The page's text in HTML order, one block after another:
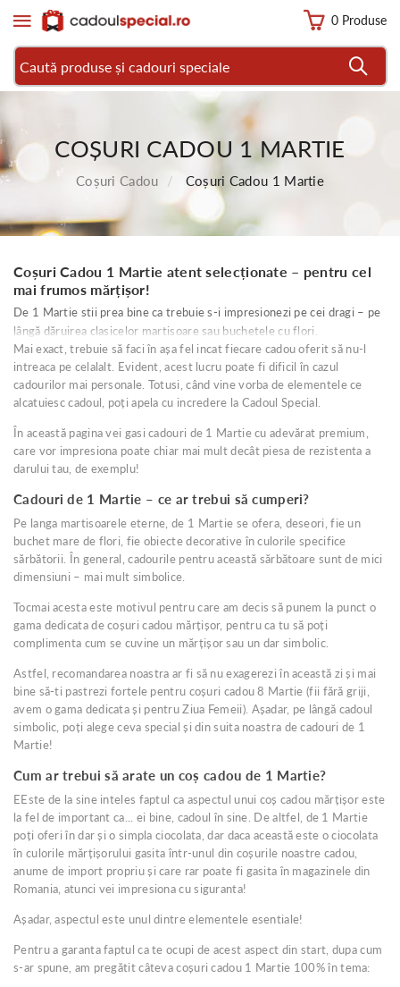
0 Produse
COȘURI CADOU 1 MARTIE
Coșuri Cadou Coșuri Cadou 1 Martie
Coșuri Cadou 1 Martie atent selecționate – pentru cel
mai frumos mărțișor!
De 1 Martie stii prea bine ca trebuie s-i impresionezi pe cei dragi – pe
lângă dăruirea clasicelor martisoare sau buchetele cu flori.
Mai exact, trebuie să faci în așa fel incat fiecare cadou oferit să nu-l
intreaca pe celalalt. Evident, acest lucru poate fi dificil în cazul
cadourilor mai personale. Totusi, când vine vorba de elementele ce
alcatuiesc cadoul, poți apela cu incredere la Cadoul Special.
În această pagina vei gasi cadouri de 1 Martie cu adevărat premium,
care vor impresiona poate chiar mai mult decât piesa de rezistenta a
darului tau, de exemplu!
Cadouri de 1 Martie – ce ar trebui să cumperi?
Pe langa martisoarele eterne, de 1 Martie se ofera, deseori, fie un
buchet mare de flori, fie obiecte decorative în culorile specifice
sărbătorii. În general, cadourile pentru această sărbătoare sunt de mici
dimensiuni – mai mult simbolice.
Tocmai acesta este motivul pentru care am decis să punem la punct o
gama dedicata de coșuri cadou mărțișor, pentru ca tu să poți
complimenta cum se cuvine un mărțișor sau un dar simbolic.
Astfel, recomandarea noastra ar fi să nu exagerezi în această zi și mai
bine să-ti pastrezi fortele pentru coșuri cadou 8 Martie (fii fără griji,
avem o gama dedicata și pentru Ziua Femeii). Așadar, pe lângă cadoul
simbolic, poți alege ceva special și din suita noastra de cadouri de 1
Martie!
Cum ar trebui să arate un coș cadou de 1 Martie?
EEste de la sine inteles faptul ca aspectul unui coș cadou mărțișor este
la fel de important ca... ei bine, cadoul în sine. De altfel, de 1 Martie
poți oferi în dar și o simpla ciocolata, dar daca această este o ciocolata
în culorile mărțișorului gasita într-unul din coșurile noastre cadou,
anume de import propriu și care rar poate fi gasita în magazinele din
Romania, atunci vei impresiona cu siguranta!
Așadar, aspectul este unul dintre elementele esentiale!
Pentru a garanta faptul ca te ocupi de acest aspect din start, dupa cum
s-ar spune, am pregătit câteva coșuri cadou 1 Martie 100% în tema: